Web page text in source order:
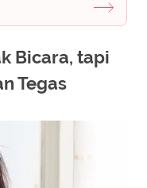
Bicara, tapi
Tegas